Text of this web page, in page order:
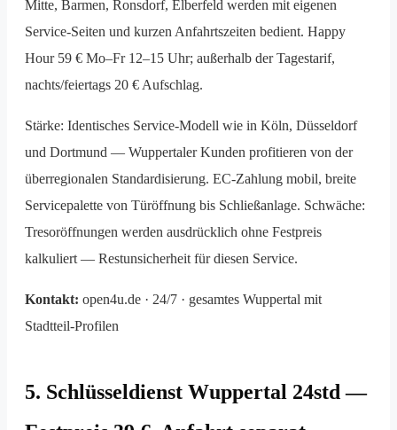
Mitte, Barmen, Ronsdorf, Elberfeld werden mit eigenen
Service-Seiten und kurzen Anfahrtszeiten bedient. Happy
Hour 59 € Mo–Fr 12–15 Uhr; außerhalb der Tagestarif,
nachts/feiertags 20 € Aufschlag.
Stärke: Identisches Service-Modell wie in Köln, Düsseldorf
und Dortmund — Wuppertaler Kunden profitieren von der
überregionalen Standardisierung. EC-Zahlung mobil, breite
Service­palette von Tür­öffnung bis Schließanlage. Schwäche:
Tresor­öffnungen werden ausdrücklich ohne Festpreis
kalkuliert — Restunsicherheit für diesen Service.
Kontakt: open4u.de · 24/7 · gesamtes Wuppertal mit
Stadtteil-Profilen
5. Schlüsseldienst Wuppertal 24std —